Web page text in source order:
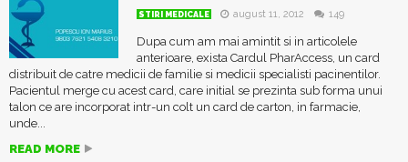
STIRI MEDICALE august 11, 2012 149
Dupa cum am mai amintit si in articolele
anterioare, exista Cardul PharAccess, un card
distribuit de catre medicii de familie si medicii specialisti pacinentilor.
Pacientul merge cu acest card, care initial se prezinta sub forma unui
talon ce are incorporat intr-un colt un card de carton, in farmacie,
unde...
READ MORE